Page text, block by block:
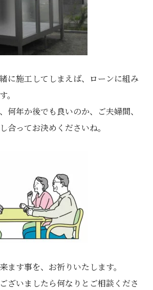
に施工してしまえば、ローンに組み
。
何年か後でも良いのか、ご夫婦間、
合ってお決めくださいね。
ます事を、お祈りいたします。
ざいましたら何なりとご相談くださ